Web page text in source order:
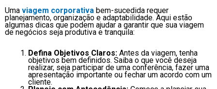
Uma viagem corporativa bem-sucedida requer
planejamento, organização e adaptabilidade. Aqui estão
algumas dicas que podem ajudar a garantir que sua viagem
de negócios seja produtiva e tranquila:
Defina Objetivos Claros: Antes da viagem, tenha
objetivos bem definidos. Saiba o que você deseja
realizar, seja participar de uma conferência, fazer uma
apresentação importante ou fechar um acordo com um
cliente.